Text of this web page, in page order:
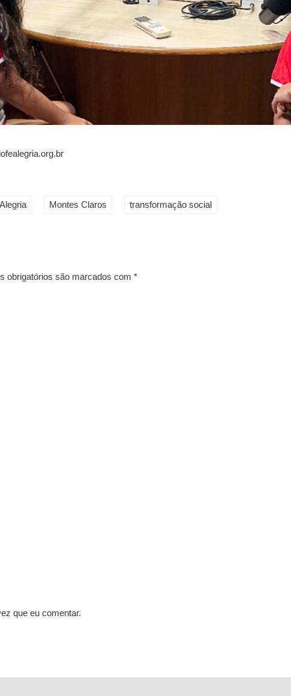
Montes Claros transformação social
obrigatórios são marcados com *
que eu comentar.